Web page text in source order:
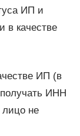
ИП и
в качестве
ИП (в
ИНН
не